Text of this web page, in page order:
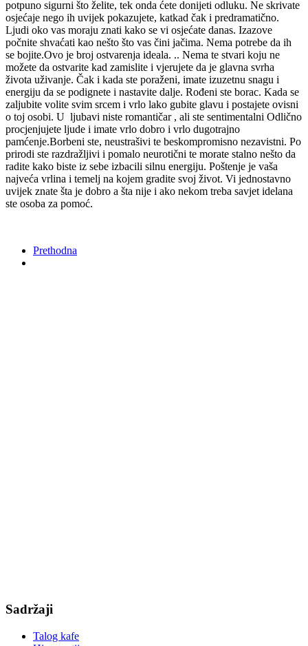
potpuno sigurni što želite, tek onda ćete donijeti odluku. Ne skrivate
osjećaje nego ih uvijek pokazujete, katkad čak i predramatično.
Ljudi oko vas moraju znati kako se vi osjećate danas. Izazove
počnite shvaćati kao nešto što vas čini jačima. Nema potrebe da ih
se bojite.Ovo je broj ostvarenja ideala. .. Nema te stvari koju ne
možete da ostvarite kad zamislite i vjerujete da je glavna svrha
života uživanje. Čak i kada ste poraženi, imate izuzetnu snagu i
energiju da se podignete i nastavite dalje. Rođeni ste borac. Kada se
zaljubite volite svim srcem i vrlo lako gubite glavu i postajete ovisni
o toj osobi. U ljubavi niste romantičar , ali ste sentimentalni Odlično
procjenjujete ljude i imate vrlo dobro i vrlo dugotrajno
pamćenje.Borbeni ste, neustrašivi te beskompromisno nezavistni. Po
prirodi ste razdražljivi i pomalo neurotični te morate stalno nešto da
radite kako biste iz sebe izbacili silnu energiju. Poštenje je vaša
najveća vrlina i temelj na kojem gradite svoj život. Vi jednostavno
uvijek znate šta je dobro a šta nije i ako nekom treba savjet idelana
ste osoba za pomoć.
Prethodna
Sadržaji
Talog kafe